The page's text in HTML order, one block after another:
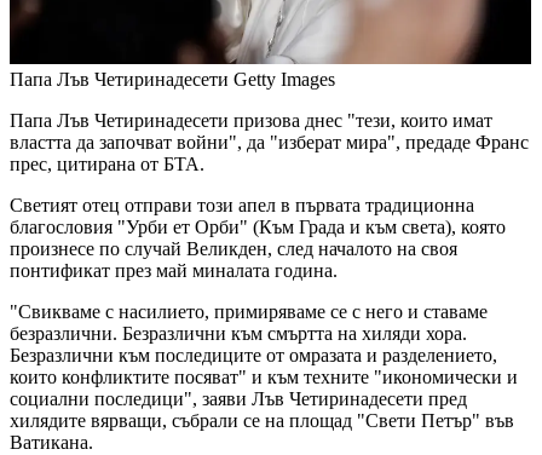
Папа Лъв Четиринадесети Getty Images
Папа Лъв Четиринадесети призова днес "тези, които имат
властта да започват войни", да "изберат мира", предаде Франс
прес, цитирана от БТА.
Светият отец отправи този апел в първата традиционна
благословия "Урби ет Орби" (Към Града и към света), която
произнесе по случай Великден, след началото на своя
понтификат през май миналата година.
"Свикваме с насилието, примиряваме се с него и ставаме
безразлични. Безразлични към смъртта на хиляди хора.
Безразлични към последиците от омразата и разделението,
които конфликтите посяват" и към техните "икономически и
социални последици", заяви Лъв Четиринадесети пред
хилядите вярващи, събрали се на площад "Свети Петър" във
Ватикана.